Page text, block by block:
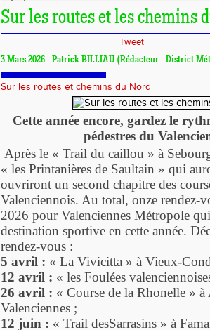
Sur les routes et les chemins
Tweet
3 Mars 2026 - Patrick BILLIAU (Rédacteur - District
Sur les routes et chemins du Nord
Cette année encore, gardez le
pédestres du
Après le « Trail du caillou » à
« les Printanières de Saultain » qui
ouvriront un second chapitre des
Valenciennois. Au total, onze rendez-
2026 pour Valenciennes Métropole
destination sportive en cette année.
rendez-vous :
5 avril : « La Vivicitta » à Vieux-
12 avril : « les Foulées
26 avril : « Course de la Rhonelle »
Valenciennes ;
12 juin : « Trail desSarrasins » à